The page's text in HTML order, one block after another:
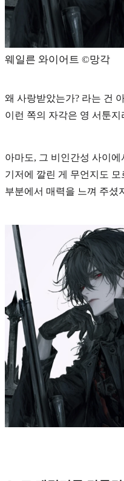
웨일른 와이어트 ©️망각
왜 사랑받았는가? 라는 건
이런 쪽의 자각은 영 서툰지
아마도, 그 비인간성 사이
기저에 깔린 게 무언지도
부분에서 매력을 느껴 주셨